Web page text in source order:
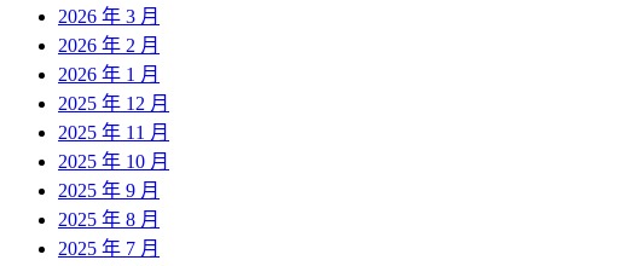
2026 年 3 月
2026 年 2 月
2026 年 1 月
2025 年 12 月
2025 年 11 月
2025 年 10 月
2025 年 9 月
2025 年 8 月
2025 年 7 月